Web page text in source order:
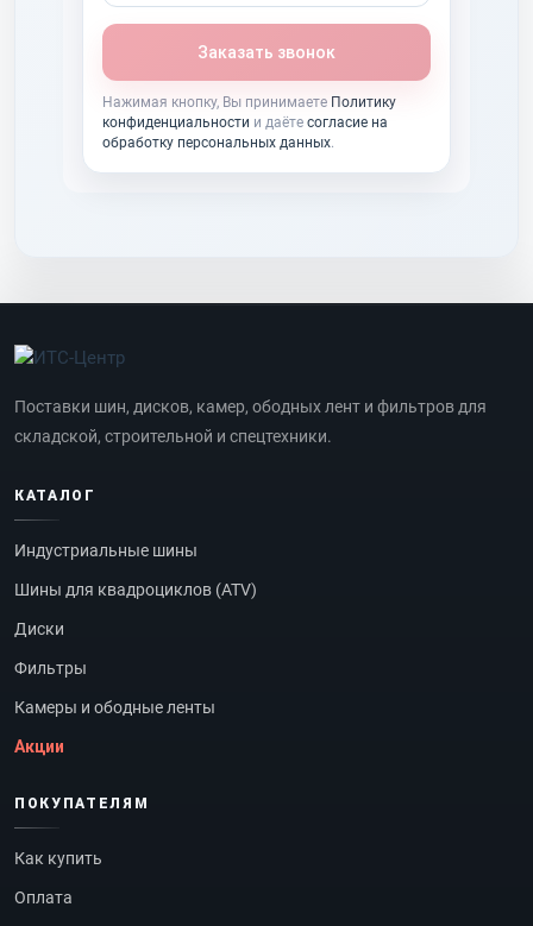
Заказать звонок
Нажимая кнопку, Вы принимаете Политику
конфиденциальности и даёте согласие на
обработку персональных данных.
Поставки шин, дисков, камер, ободных лент и фильтров для
складской, строительной и спецтехники.
КАТАЛОГ
Индустриальные шины
Шины для квадроциклов (ATV)
Диски
Фильтры
Камеры и ободные ленты
Акции
ПОКУПАТЕЛЯМ
Как купить
Оплата